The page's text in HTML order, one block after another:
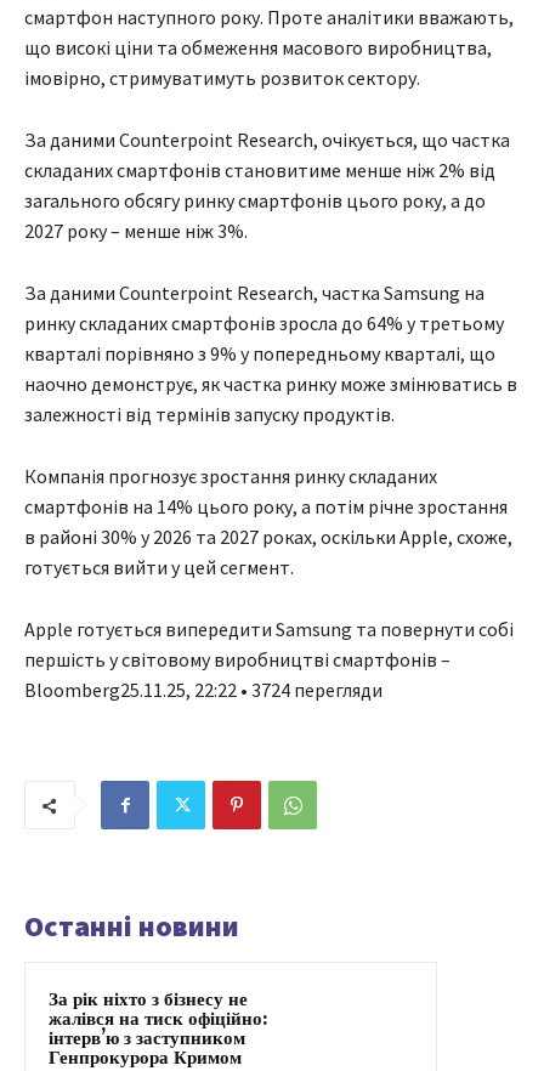
смартфон наступного року. Проте аналітики вважають,
що високі ціни та обмеження масового виробництва,
імовірно, стримуватимуть розвиток сектору.
За даними Counterpoint Research, очікується, що частка
складаних смартфонів становитиме менше ніж 2% від
загального обсягу ринку смартфонів цього року, а до
2027 року – менше ніж 3%.
За даними Counterpoint Research, частка Samsung на
ринку складаних смартфонів зросла до 64% ​​у третьому
кварталі порівняно з 9% у попередньому кварталі, що
наочно демонструє, як частка ринку може змінюватись в
залежності від термінів запуску продуктів.
Компанія прогнозує зростання ринку складаних
смартфонів на 14% цього року, а потім річне зростання
в районі 30% у 2026 та 2027 роках, оскільки Apple, схоже,
готується вийти у цей сегмент.
Apple готується випередити Samsung та повернути собі
першість у світовому виробництві смартфонів –
Bloomberg25.11.25, 22:22 • 3724 перегляди
Останні новини
За рік ніхто з бізнесу не
жалівся на тиск офіційно:
інтерв’ю з заступником
Генпрокурора Кримом